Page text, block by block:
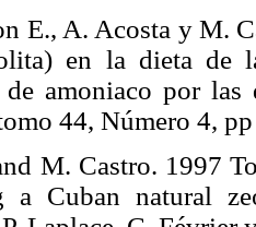
E., A. Acosta y M.
en la dieta de
amoniaco por las
44, Número 4,
M. Castro. 1997
a Cuban natural